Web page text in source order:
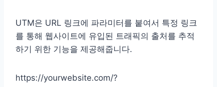
UTM은 URL 링크에 파라미터를 붙여서 특정 링크
를 통해 웹사이트에 유입된 트래픽의 출처를 추적
하기 위한 기능을 제공해줍니다.
https://yourwebsite.com/?